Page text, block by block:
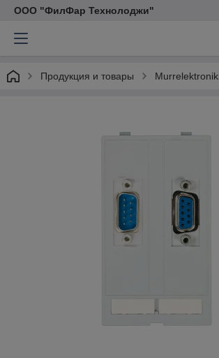
ООО "ФилФар Технолоджи"
Продукция и товары Murrelektronik